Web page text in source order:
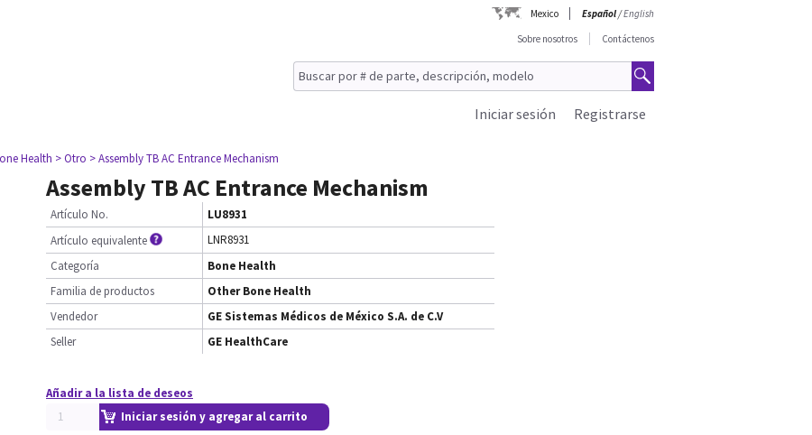
Mexico Español/English
Sobre nosotros
Contáctenos
Registrarse
Iniciar sesión
Health > Otro > Assembly TB AC Entrance Mechanism
Assembly TB AC Entrance Mechanism
Artículo No.
LU8931
Artículo equivalente
LNR8931
Categoría
Bone Health
Familia de productos
Other Bone Health
Vendedor
GE Sistemas Médicos de México S.A. de C.V
Seller
GE HealthCare
Añadir a la lista de deseos
Iniciar sesión y agregar al carrito